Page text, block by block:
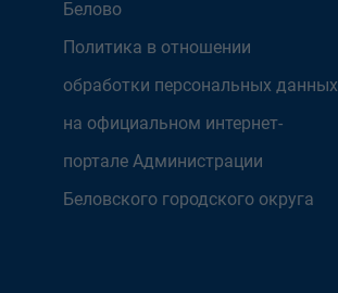
Белово
Политика в отношении
обработки персональных данных
на официальном интернет-
портале Администрации
Беловского городского округа